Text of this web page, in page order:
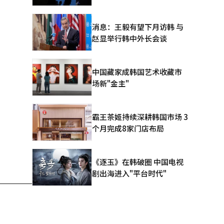
消息：王毅有望下月访韩 与
赵显举行韩中外长会谈
中国藏家成韩国艺术收藏市
场新"金主"
霸王茶姬持续深耕韩国市场 3
个月完成8家门店布局
《逐玉》在韩破圈 中国电视
剧出海进入"平台时代"